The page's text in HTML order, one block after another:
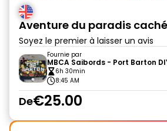
Aventure du paradis
Soyez le premier à laisser un avis
Fournie par
MBCA Saibords - Port Barton
6h 30min
8:45 AM
De€25.00